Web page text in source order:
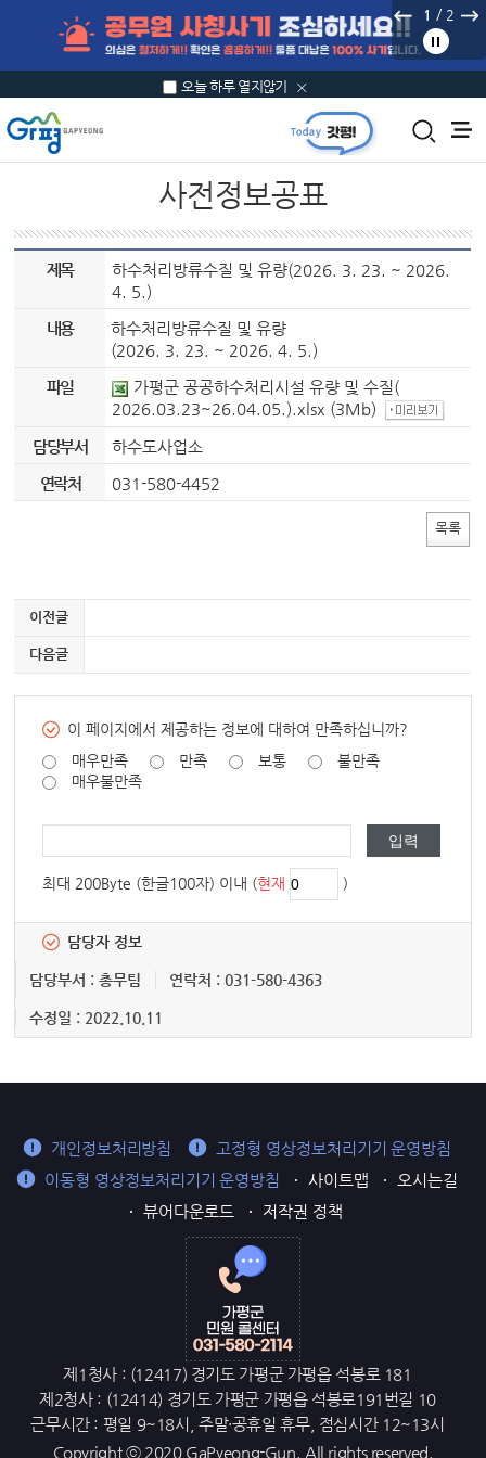
2 / 2
오늘 하루 열지않기
사전정보공표
제목
하수처리방류수질 및 유량(2026. 3. 23. ~ 2026.
4. 5.)
내용
하수처리방류수질 및 유량
(2026. 3. 23. ~ 2026. 4. 5.)
파일
가평군 공공하수처리시설 유량 및 수질(
2026.03.23~26.04.05.).xlsx (3Mb)
담당부서
하수도사업소
연락처
031-580-4452
목록
이전글
다음글
이 페이지에서 제공하는 정보에 대하여 만족하십니까?
매우만족
만족 보통
불만족
매우불만족
최대 200Byte (한글100자) 이내 (현재 )
담당자 정보
담당부서 : 총무팀 연락처 : 031-580-4363
수정일 : 2022.10.11
개인정보처리방침
고정형 영상정보처리기기 운영방침
이동형 영상정보처리기기 운영방침
사이트맵
오시는길
뷰어다운로드
저작권 정책
제1청사 : (12417) 경기도 가평군 가평읍 석봉로 181
제2청사 : (12414) 경기도 가평군 가평읍 석봉로191번길 10
근무시간 : 평일 9~18시, 주말·공휴일 휴무, 점심시간 12~13시
Copyright ⓒ 2020 GaPyeong-Gun. All rights reserved.